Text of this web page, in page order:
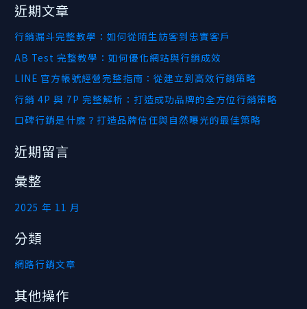
關
鍵
:
近期文章
行銷漏斗完整教學：如何從陌生訪客到忠實客戶
AB Test 完整教學：如何優化網站與行銷成效
LINE 官方帳號經營完整指南：從建立到高效行銷策略
行銷 4P 與 7P 完整解析：打造成功品牌的全方位行銷策略
口碑行銷是什麼？打造品牌信任與自然曝光的最佳策略
近期留言
彙整
2025 年 11 月
分類
網路行銷文章
其他操作